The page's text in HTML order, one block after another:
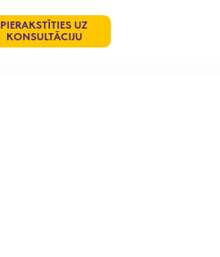
PIERAKSTĪTIES UZ
KONSULTĀCIJU